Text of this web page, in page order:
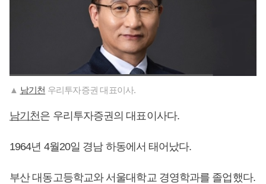
▲ 남기천 우리투자증권 대표이사.
남기천은 우리투자증권의 대표이사다.
1964년 4월20일 경남 하동에서 태어났다.
부산 대동고등학교와 서울대학교 경영학과를 졸업했다.